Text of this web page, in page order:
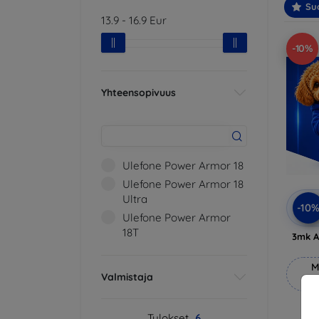
13.9 - 16.9 Eur
Yhteensopivuus
Ulefone Power Armor 18
Ulefone Power Armor 18
Ultra
Ulefone Power Armor
18T
Valmistaja
-10%
-10%
3mk